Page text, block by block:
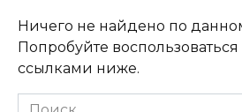
Ничего не найдено по
Попробуйте
ссылками ниже.
Search